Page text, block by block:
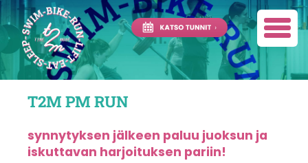
T2M PM RUN
synnytyksen jälkeen paluu juoksun ja
iskuttavan harjoituksen pariin!